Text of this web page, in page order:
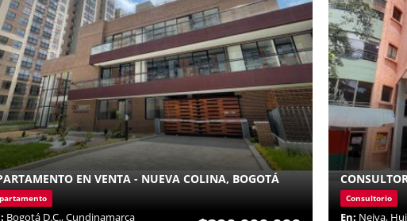
EN VENTA - NUEVA COLINA, BOGOTÁ
Bogotá D.C., Cundinamarca
Consultorio
En: Neiva,